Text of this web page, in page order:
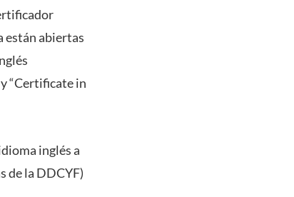
están abiertas
“Certificate in
inglés a
de la DDCYF)